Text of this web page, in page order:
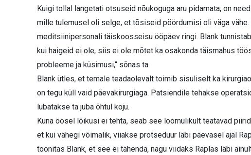
Kuigi tollal langetati otsuseid nõukoguga aru pidamata, on
mille tulemusel oli selge, et tõsiseid pöördumisi oli väga
meditsiinipersonali täiskoosseisu ööpäev ringi. Blank
kui haigeid ei ole, siis ei ole mõtet ka osakonda täismahus
probleeme ja küsimusi,“ sõnas ta.
Blank ütles, et temale teadaolevalt toimib sisuliselt ka
on tegu küll vaid päeva­kirurgiaga. Patsiendile tehakse
lubatakse ta juba õhtul koju.
Kuna öösel lõikusi ei tehta, seab see loomulikult teatavad
et kui vähegi võimalik, viiakse protseduur läbi päevasel ajal
toonitas Blank, et see ei tähenda, nagu viidaks Raplas läbi